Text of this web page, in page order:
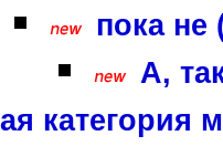
пока не
А,
категория